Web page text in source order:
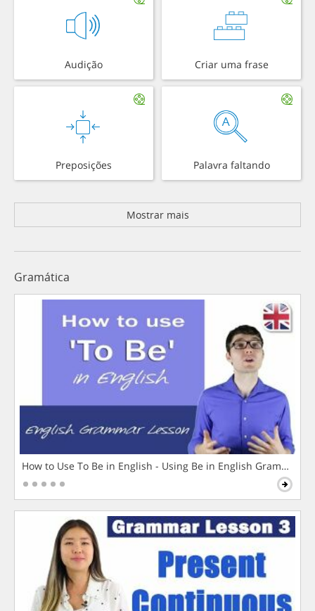
Audição Criar uma frase
Preposições Palavra faltando
Mostrar mais
Gramática
How to Use To Be in English - Using Be in English Grammar